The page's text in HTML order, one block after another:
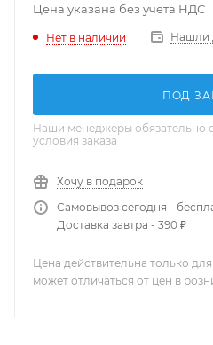
Цена указана без учета НДС
Нет в наличии Нашли
ПОД
Наши менеджеры обязательно
условия заказа
Хочу в подарок
Самовывоз сегодня -
Доставка завтра - 390 ₽
Цена действительна только
может отличаться от цен в